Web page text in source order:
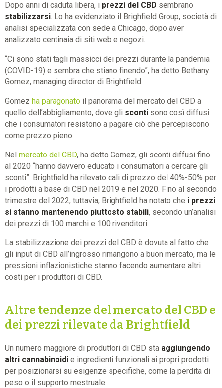
Dopo anni di caduta libera, i prezzi del CBD sembrano
stabilizzarsi. Lo ha evidenziato il Brighfield Group, società di
analisi specializzata con sede a Chicago, dopo aver
analizzato centinaia di siti web e negozi.
“Ci sono stati tagli massicci dei prezzi durante la pandemia
(COVID-19) e sembra che stiano finendo”, ha detto Bethany
Gomez, managing director di Brightfield.
Gomez ha paragonato il panorama del mercato del CBD a
quello dell’abbigliamento, dove gli sconti sono così diffusi
che i consumatori resistono a pagare ciò che percepiscono
come prezzo pieno.
Nel mercato del CBD, ha detto Gomez, gli sconti diffusi fino
al 2020 “hanno davvero educato i consumatori a cercare gli
sconti”. Brightfield ha rilevato cali di prezzo del 40%-50% per
i prodotti a base di CBD nel 2019 e nel 2020. Fino al secondo
trimestre del 2022, tuttavia, Brightfield ha notato che i prezzi
si stanno mantenendo piuttosto stabili, secondo un’analisi
dei prezzi di 100 marchi e 100 rivenditori.
La stabilizzazione dei prezzi del CBD è dovuta al fatto che
gli input di CBD all’ingrosso rimangono a buon mercato, ma le
pressioni inflazionistiche stanno facendo aumentare altri
costi per i produttori di CBD.
Altre tendenze del mercato del CBD e
dei prezzi rilevate da Brightfield
Un numero maggiore di produttori di CBD sta aggiungendo
altri cannabinoidi e ingredienti funzionali ai propri prodotti
per posizionarsi su esigenze specifiche, come la perdita di
peso o il supporto mestruale.